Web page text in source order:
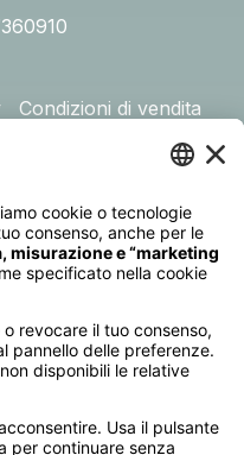
Condizioni di vendita
Egitto Emirati Arabi
e Singapore
Oman